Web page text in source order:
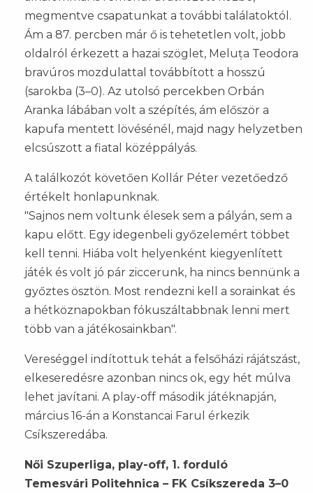
megmentve csapatunkat a további találatoktól.
Ám a 87. percben már ő is tehetetlen volt, jobb
oldalról érkezett a hazai szöglet, Meluța Teodora
bravúros mozdulattal továbbított a hosszú
(sarokba (3–0). Az utolsó percekben Orbán
Aranka lábában volt a szépítés, ám először a
kapufa mentett lövésénél, majd nagy helyzetben
elcsúszott a fiatal középpályás.
A találkozót követően Kollár Péter vezetőedző
értékelt honlapunknak.
"Sajnos nem voltunk élesek sem a pályán, sem a
kapu előtt. Egy idegenbeli győzelemért többet
kell tenni. Hiába volt helyenként kiegyenlített
játék és volt jó pár ziccerunk, ha nincs bennünk a
győztes ösztön. Most rendezni kell a sorainkat és
a hétköznapokban fókuszáltabbnak lenni mert
több van a játékosainkban".
Vereséggel indítottuk tehát a felsőházi rájátszást,
elkeseredésre azonban nincs ok, egy hét múlva
lehet javítani. A play-off második játéknapján,
március 16-án a Konstancai Farul érkezik
Csíkszeredába.
Női Szuperliga, play-off, 1. forduló
Temesvári Politehnica – FK Csíkszereda 3–0